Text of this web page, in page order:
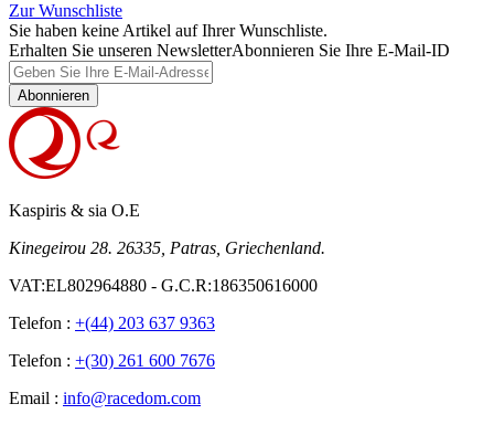
Zur Wunschliste
Sie haben keine Artikel auf Ihrer Wunschliste.
Erhalten Sie unseren NewsletterAbonnieren Sie Ihre E-Mail-ID
Abonnieren
Kaspiris & sia O.E
Kinegeirou 28. 26335, Patras, Griechenland.
VAT:EL802964880 - G.C.R:186350616000
Telefon : +(44) 203 637 9363
Telefon : +(30) 261 600 7676
Email : info@racedom.com